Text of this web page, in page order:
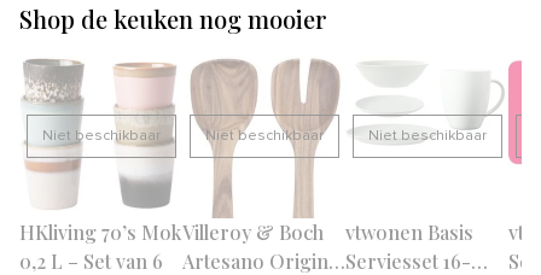
Shop de keuken nog mooier
Niet beschikbaar
HKliving 70’s Mok
0,2 L – Set van 6
Niet beschikbaar
Villeroy & Boch
Artesano Original
Niet beschikbaar
vtwonen Basis
Serviesset 16-